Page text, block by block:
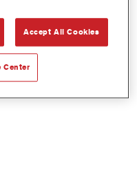
en uitgebreid kleur- en
Accept All Cookies
Center